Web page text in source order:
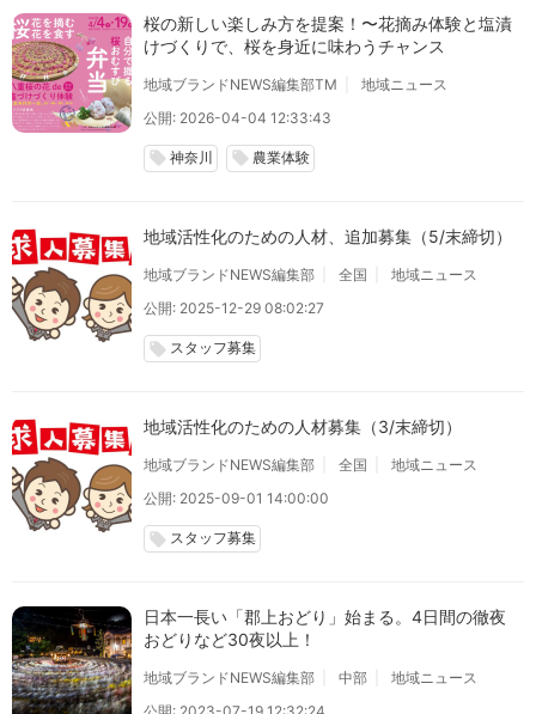
桜の新しい楽しみ方を提案！〜花摘み体験と塩漬
けづくりで、桜を身近に味わうチャンス
地域ブランドNEWS編集部TM
地域ニュース
公開: 2026-04-04 12:33:43
local_offer 神奈川 local_offer 農業体験
地域活性化のための人材、追加募集（5/末締切）
地域ブランドNEWS編集部 全国
地域ニュース
公開: 2025-12-29 08:02:27
local_offer スタッフ募集
地域活性化のための人材募集（3/末締切）
地域ブランドNEWS編集部 全国
地域ニュース
公開: 2025-09-01 14:00:00
local_offer スタッフ募集
日本一長い「郡上おどり」始まる。4日間の徹夜
おどりなど30夜以上！
地域ブランドNEWS編集部 中部
地域ニュース